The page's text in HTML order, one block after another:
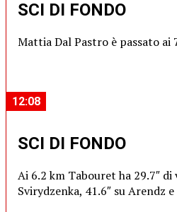
SCI DI FONDO
Mattia Dal Pastro è passato ai
12:08
SCI DI FONDO
Ai 6.2 km Tabouret ha 29.7″ di
Svirydzenka, 41.6″ su Arendz